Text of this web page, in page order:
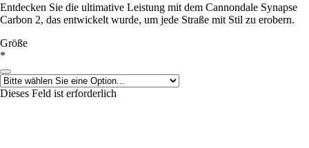
Entdecken Sie die ultimative Leistung mit dem Cannondale Synapse
Carbon 2, das entwickelt wurde, um jede Straße mit Stil zu erobern.
Größe
*
Dieses Feld ist erforderlich